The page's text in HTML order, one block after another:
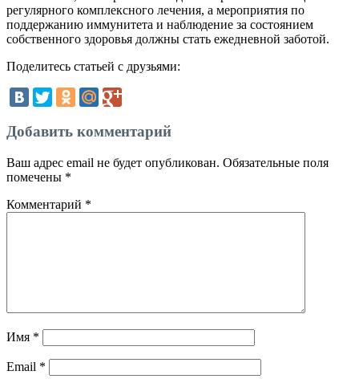
регулярного комплексного лечения, а мероприятия по
поддержанию иммунитета и наблюдение за состоянием
собственного здоровья должны стать ежедневной заботой.
Поделитесь статьей с друзьями:
Добавить комментарий
Ваш адрес email не будет опубликован. Обязательные поля
помечены *
Комментарий *
Имя *
Email *